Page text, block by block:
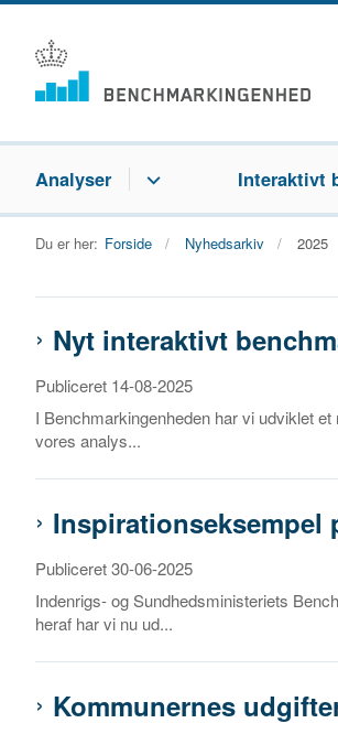
Analyser Interaktivt
Du er her: Forside Nyhedsarkiv 2025
Nyt interaktivt
Publiceret 14-08-2025
I Benchmarkingenheden har vi udviklet
vores analys...
Inspirationseksempel
Publiceret 30-06-2025
Indenrigs- og Sundhedsministeriets
heraf har vi nu ud...
Kommunernes